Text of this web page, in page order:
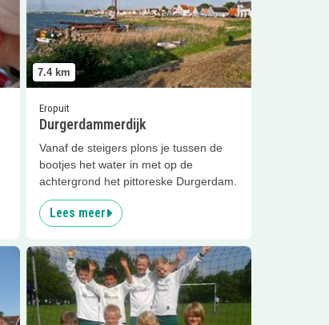
7.4 km
Eropuit
Durgerdammerdijk
Vanaf de steigers plons je tussen de
bootjes het water in met op de
achtergrond het pittoreske Durgerdam.
Lees meer
Lees meer Voetbalvereniging HBOK